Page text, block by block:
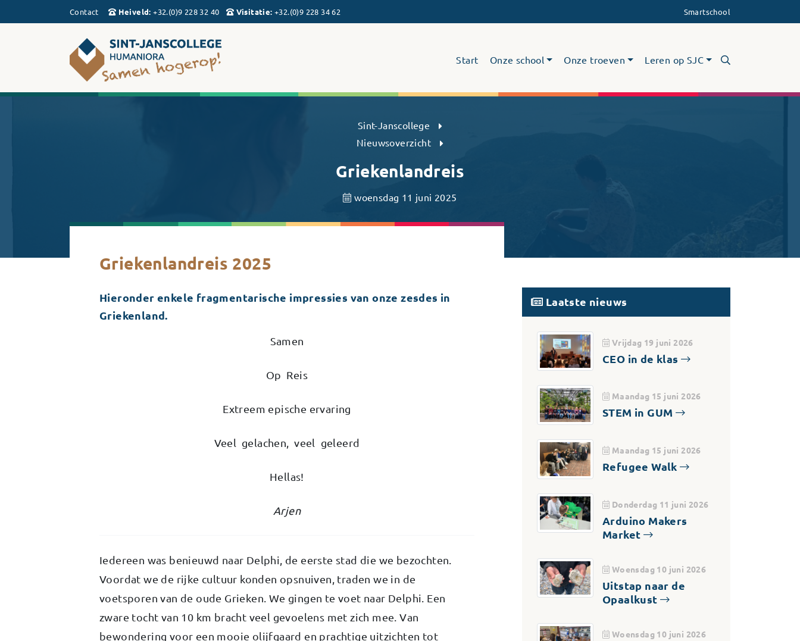
Contact Heiveld: +32.(0)9 228 32 40 Visitatie: +32.(0)9 228 34 62 Smartschool
Start Onze school Onze troeven Leren op SJC
Sint-Janscollege
Nieuwsoverzicht
Griekenlandreis
woensdag 11 juni 2025
Griekenlandreis 2025
Hieronder enkele fragmentarische impressies van onze zesdes in
Griekenland.
Samen
Op Reis
Extreem epische ervaring
Veel gelachen, veel geleerd
Hellas!
Arjen
Iedereen was benieuwd naar Delphi, de eerste stad die we bezochten.
Voordat we de rijke cultuur konden opsnuiven, traden we in de
voetsporen van de oude Grieken. We gingen te voet naar Delphi. Een
zware tocht van 10 km bracht veel gevoelens met zich mee.Van
bewondering voor een mooie olijfgaard en prachtige uitzichten tot
Laatste nieuws
Vrijdag 19 juni 2026
CEO in de klas
Maandag 15 juni 2026
STEM in GUM
Maandag 15 juni 2026
Refugee Walk
Donderdag 11 juni 2026
Arduino Makers
Market
Woensdag 10 juni 2026
Uitstap naar de
Opaalkust
Woensdag 10 juni 2026